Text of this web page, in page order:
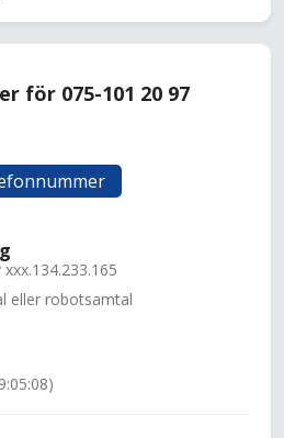
för 075-101 20 97
xxx.134.233.165
eller robotsamtal